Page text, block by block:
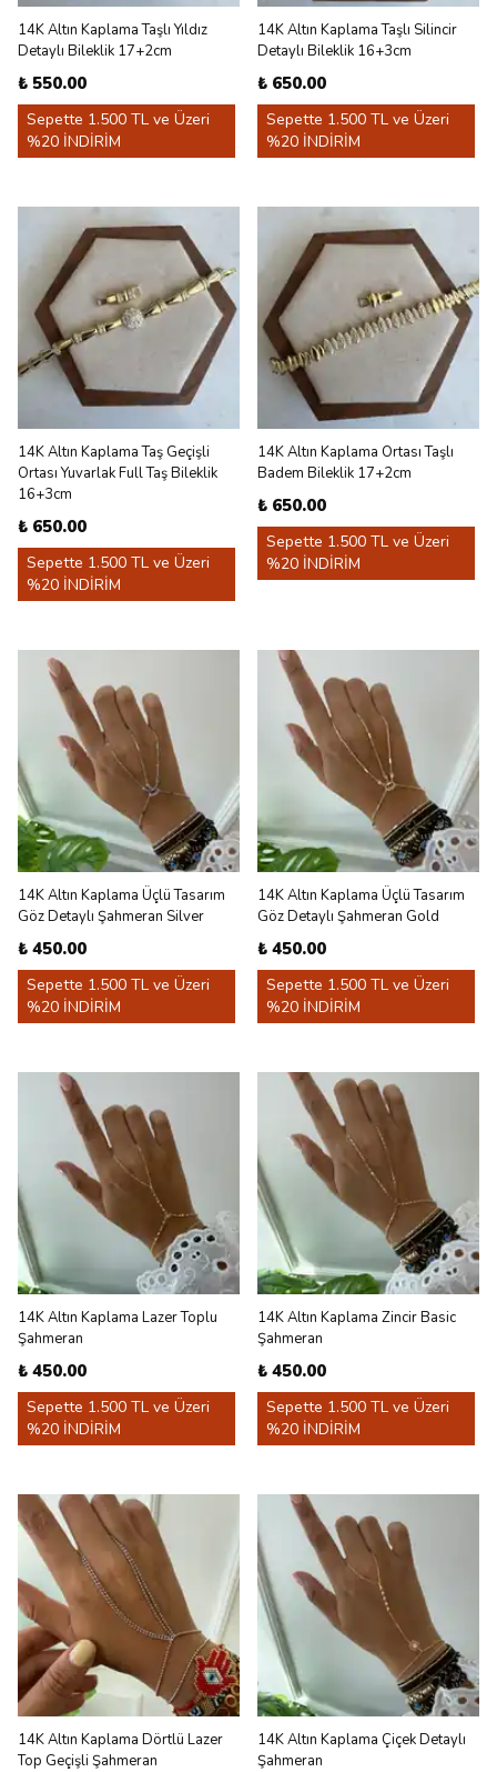
14K Altın Kaplama Taşlı Yıldız
Detaylı Bileklik 17+2cm
₺ 550.00
Sepette 1.500 TL ve Üzeri
%20 İNDİRİM
14K Altın Kaplama Taşlı Silincir
Detaylı Bileklik 16+3cm
₺ 650.00
Sepette 1.500 TL ve Üzeri
%20 İNDİRİM
14K Altın Kaplama Taş Geçişli
Ortası Yuvarlak Full Taş Bileklik
16+3cm
₺ 650.00
Sepette 1.500 TL ve Üzeri
%20 İNDİRİM
14K Altın Kaplama Ortası Taşlı
Badem Bileklik 17+2cm
₺ 650.00
Sepette 1.500 TL ve Üzeri
%20 İNDİRİM
14K Altın Kaplama Üçlü Tasarım
Göz Detaylı Şahmeran Silver
₺ 450.00
Sepette 1.500 TL ve Üzeri
%20 İNDİRİM
14K Altın Kaplama Üçlü Tasarım
Göz Detaylı Şahmeran Gold
₺ 450.00
Sepette 1.500 TL ve Üzeri
%20 İNDİRİM
14K Altın Kaplama Lazer Toplu
Şahmeran
₺ 450.00
Sepette 1.500 TL ve Üzeri
%20 İNDİRİM
14K Altın Kaplama Zincir Basic
Şahmeran
₺ 450.00
Sepette 1.500 TL ve Üzeri
%20 İNDİRİM
14K Altın Kaplama Dörtlü Lazer
Top Geçişli Şahmeran
14K Altın Kaplama Çiçek Detaylı
Şahmeran